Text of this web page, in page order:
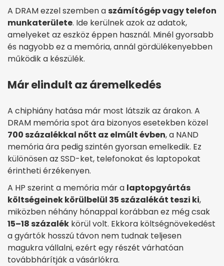
A DRAM ezzel szemben a számítógép vagy telefon
munkaterülete. Ide kerülnek azok az adatok,
amelyeket az eszköz éppen használ. Minél gyorsabb
és nagyobb ez a memória, annál gördülékenyebben
működik a készülék.
Már elindult az áremelkedés
A chiphiány hatása már most látszik az árakon. A
DRAM memória spot ára bizonyos esetekben közel
700 százalékkal nőtt az elmúlt évben, a NAND
memória ára pedig szintén gyorsan emelkedik. Ez
különösen az SSD-ket, telefonokat és laptopokat
érintheti érzékenyen.
A HP szerint a memória már a laptopgyártás
költségeinek körülbelül 35 százalékát teszi ki,
miközben néhány hónappal korábban ez még csak
15–18 százalék körül volt. Ekkora költségnövekedést
a gyártók hosszú távon nem tudnak teljesen
magukra vállalni, ezért egy részét várhatóan
továbbhárítják a vásárlókra.